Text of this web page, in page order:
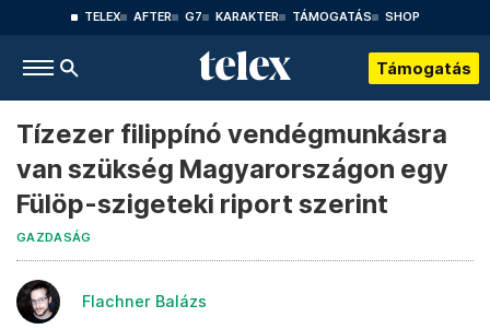
TELEX AFTER G7 KARAKTER TÁMOGATÁS SHOP
Támogatás
Tízezer filippínó vendégmunkásra
van szükség Magyarországon egy
Fülöp-szigeteki riport szerint
GAZDASÁG
Flachner Balázs